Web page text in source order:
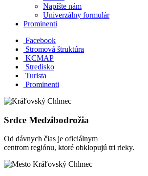
Napíšte nám
Univerzálny formulár
Prominenti
Facebook
Stromová štruktúra
KCMAP
Stredisko
Turista
Prominenti
Srdce Medzibodrožia
Od dávnych čias je oficiálnym
centrom regiónu, ktoré obklopujú tri rieky.